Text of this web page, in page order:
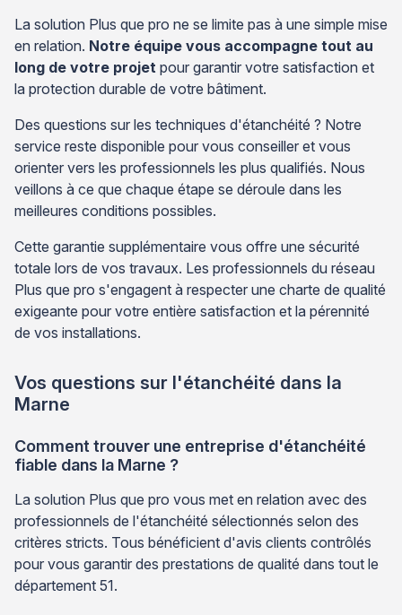
La solution Plus que pro ne se limite pas à une simple mise
en relation. Notre équipe vous accompagne tout au
long de votre projet pour garantir votre satisfaction et
la protection durable de votre bâtiment.
Des questions sur les techniques d'étanchéité ? Notre
service reste disponible pour vous conseiller et vous
orienter vers les professionnels les plus qualifiés. Nous
veillons à ce que chaque étape se déroule dans les
meilleures conditions possibles.
Cette garantie supplémentaire vous offre une sécurité
totale lors de vos travaux. Les professionnels du réseau
Plus que pro s'engagent à respecter une charte de qualité
exigeante pour votre entière satisfaction et la pérennité
de vos installations.
Vos questions sur l'étanchéité dans la
Marne
Comment trouver une entreprise d'étanchéité
fiable dans la Marne ?
La solution Plus que pro vous met en relation avec des
professionnels de l'étanchéité sélectionnés selon des
critères stricts. Tous bénéficient d'avis clients contrôlés
pour vous garantir des prestations de qualité dans tout le
département 51.